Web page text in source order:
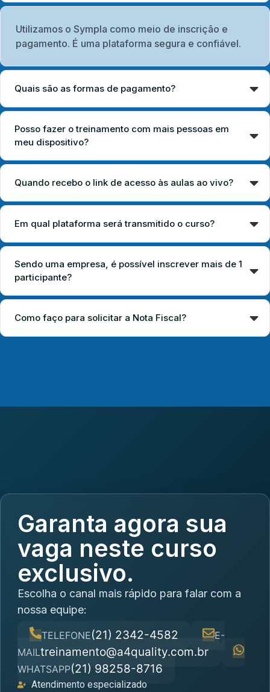
Utilizamos o Sympla como meio de inscrição e
pagamento. É uma plataforma segura e confiável.
Quais são as formas de pagamento?
Posso fazer o treinamento com mais pessoas em
meu dispositivo?
Quando recebo o link de acesso às aulas ao vivo?
Em qual plataforma será transmitido o curso?
Sendo uma empresa, é possível inscrever mais de 1
participante?
Como faço para solicitar a Nota Fiscal?
Garanta agora sua
vaga neste curso
exclusivo.
Escolha o canal mais rápido para falar com a
nossa equipe:
TELEFONE(21) 2342-4582
E-
MAILtreinamento@a4quality.com.br
WHATSAPP(21) 98258-8716
Atendimento especializado